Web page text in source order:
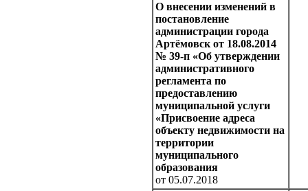
О внесении изменений в
постановление
администрации города
Артёмовск от 18.08.2014
№ 39-п «Об утверждении
административного
регламента по
предоставлению
муниципальной услуги
«Присвоение адреса
объекту недвижимости на
территории
муниципального
образования
от 05.07.2018